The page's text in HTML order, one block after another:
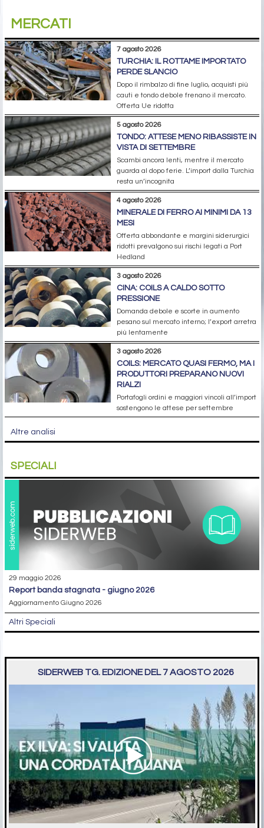
MERCATI
7 agosto 2026
TURCHIA: IL ROTTAME IMPORTATO
PERDE SLANCIO
Dopo il rimbalzo di fine luglio, acquisti più
cauti e tondo debole frenano il mercato.
Offerta Ue ridotta
5 agosto 2026
TONDO: ATTESE MENO RIBASSISTE IN
VISTA DI SETTEMBRE
Scambi ancora lenti, mentre il mercato
guarda al dopo ferie. L’import dalla Turchia
resta un’incognita
4 agosto 2026
MINERALE DI FERRO AI MINIMI DA 13
MESI
Offerta abbondante e margini siderurgici
ridotti prevalgono sui rischi legati a Port
Hedland
3 agosto 2026
CINA: COILS A CALDO SOTTO
PRESSIONE
Domanda debole e scorte in aumento
pesano sul mercato interno; l’export arretra
più lentamente
3 agosto 2026
COILS: MERCATO QUASI FERMO, MA I
PRODUTTORI PREPARANO NUOVI
RIALZI
Portafogli ordini e maggiori vincoli all’import
sostengono le attese per settembre
Altre analisi
SPECIALI
29 maggio 2026
report banda stagnata - giugno 2026
Aggiornamento Giugno 2026
Altri Speciali
SIDERWEB TG. EDIZIONE DEL 7 AGOSTO 2026